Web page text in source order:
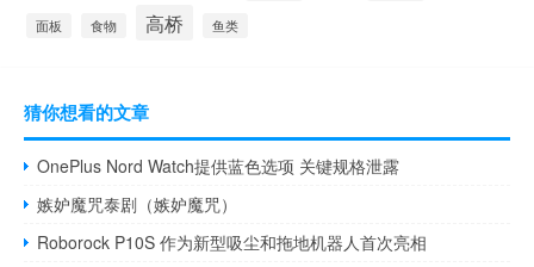
面板 食物 高桥 鱼类
猜你想看的文章
OnePlus Nord Watch提供蓝色选项 关键规格泄露
嫉妒魔咒泰剧（嫉妒魔咒）
Roborock P10S 作为新型吸尘和拖地机器人首次亮相